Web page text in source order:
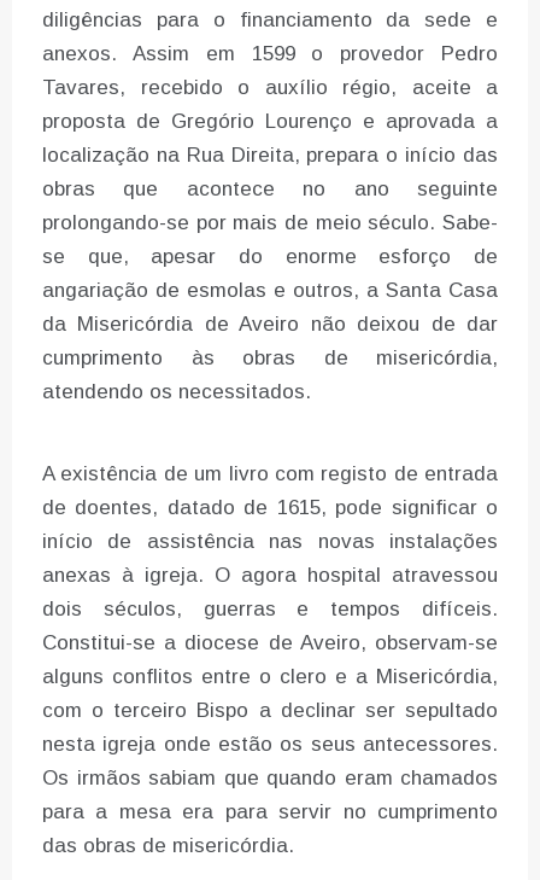
diligências para o financiamento da sede e
anexos. Assim em 1599 o provedor Pedro
Tavares, recebido o auxílio régio, aceite a
proposta de Gregório Lourenço e aprovada a
localização na Rua Direita, prepara o início das
obras que acontece no ano seguinte
prolongando-se por mais de meio século. Sabe-
se que, apesar do enorme esforço de
angariação de esmolas e outros, a Santa Casa
da Misericórdia de Aveiro não deixou de dar
cumprimento às obras de misericórdia,
atendendo os necessitados.
A existência de um livro com registo de entrada
de doentes, datado de 1615, pode significar o
início de assistência nas novas instalações
anexas à igreja. O agora hospital atravessou
dois séculos, guerras e tempos difíceis.
Constitui-se a diocese de Aveiro, observam-se
alguns conflitos entre o clero e a Misericórdia,
com o terceiro Bispo a declinar ser sepultado
nesta igreja onde estão os seus antecessores.
Os irmãos sabiam que quando eram chamados
para a mesa era para servir no cumprimento
das obras de misericórdia.